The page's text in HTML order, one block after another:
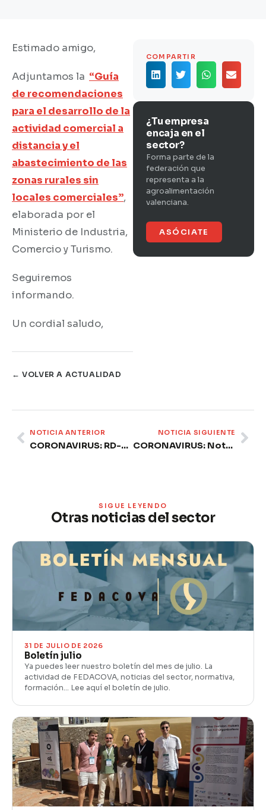
Estimado amigo,
Adjuntamos la “Guía
de recomendaciones
para el desarrollo de la
actividad comercial a
distancia y el
abastecimiento de las
zonas rurales sin
locales comerciales”,
elaborada por el
Ministerio de Industria,
Comercio y Turismo.
Seguiremos
informando.
Un cordial saludo,
← VOLVER A ACTUALIDAD
COMPARTIR
¿Tu empresa
encaja en el
sector?
Forma parte de la
federación que
representa a la
agroalimentación
valenciana.
ASÓCIATE
Prev
NOTICIA ANTERIOR
CORONAVIRUS: RD-L 11/2020 – resumen de medidas para empresas y autónomos.
NOTICIA SIGUIENTE
CORONAVIRUS: Nota MAPA. Agricultura constata una moderación en el volumen de compra de alimentos.
SIGUE LEYENDO
Otras noticias del sector
31 DE JULIO DE 2026
Boletín julio
Ya puedes leer nuestro boletín del mes de julio. La
actividad de FEDACOVA, noticias del sector, normativa,
formación… Lee aquí el boletín de julio.